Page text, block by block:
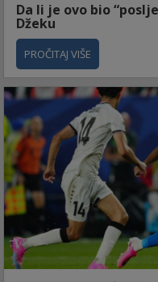
Da li je ovo bio
Džeku
PROČITAJ VIŠE